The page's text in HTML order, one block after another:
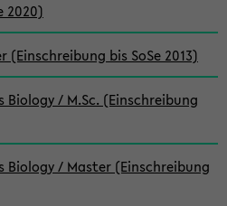
2020)
(Einschreibung bis SoSe 2013)
Biology / M.Sc. (Einschreibung
Biology / Master (Einschreibung